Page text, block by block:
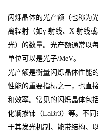
闪烁晶体的光产额（也称为
离辐射（如γ 射线、X 射线
光）的数量。光产额通常以
单位可以是光子/MeV。
光产额是衡量闪烁晶体性能
性能的重要指标之一，也直
和效率。常见的闪烁晶体包
化镧掺铈（LaBr3）等。不
于其发光机制、能带结构、